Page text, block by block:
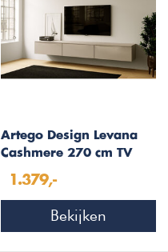
Artego Design Levana
Cashmere 270 cm TV
1.379,-
Bekijken